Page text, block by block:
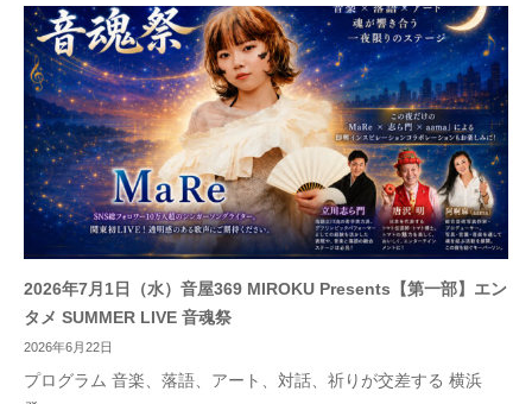
2026年7月1日（水）音屋369 MIROKU Presents【第一部】エン
タメ SUMMER LIVE 音魂祭
2026年6月22日
プログラム 音楽、落語、アート、対話、祈りが交差する 横浜